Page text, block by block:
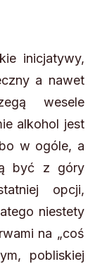
inicjatywy,
a nawet
wesele
alkohol jest
w ogóle, a
być z góry
opcji,
niestety
na „coś
pobliskiej